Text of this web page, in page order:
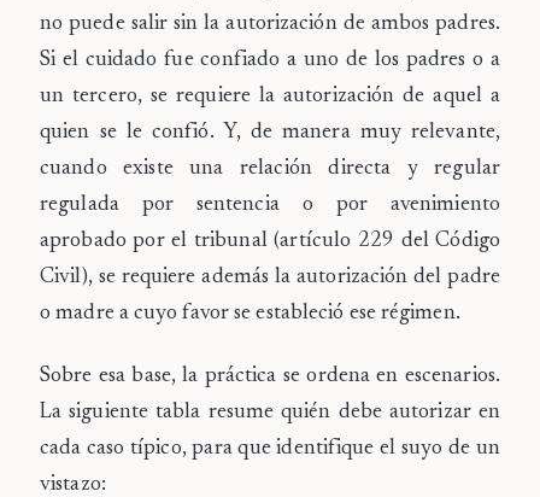
no puede salir sin la autorización de ambos padres.
Si el cuidado fue confiado a uno de los padres o a
un tercero, se requiere la autorización de aquel a
quien se le confió. Y, de manera muy relevante,
cuando existe unarelación directa y regular
regulada por sentencia o por avenimiento
aprobado por el tribunal(artículo 229 del Código
Civil), se requiere además la autorización del padre
o madre a cuyo favor se estableció ese régimen.
Sobre esa base, la práctica se ordena en escenarios.
La siguiente tabla resume quién debe autorizar en
cada caso típico, para que identifique el suyo de un
vistazo: